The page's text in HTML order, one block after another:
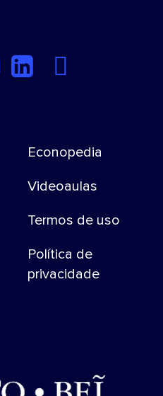
Econopedia
Videoaulas
Termos de uso
Política de
privacidade